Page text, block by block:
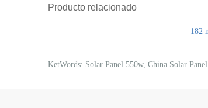
Producto relacionado
182
KetWords: Solar Panel 550w, China Solar